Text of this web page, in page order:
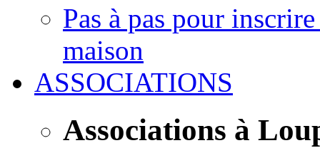
Pas à pas pour
maison
ASSOCIATIONS
Associations à